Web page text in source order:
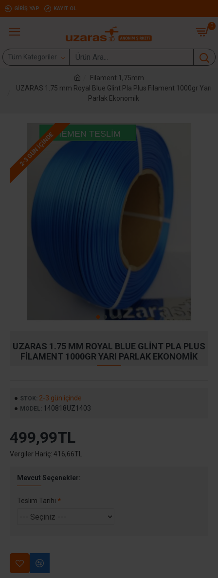
GIRIŞ YAP KAYIT OL
0
Tüm Kategoriler
Filament 1,75mm
UZARAS 1.75 mm Royal Blue Glint Pla Plus Filament 1000gr Yarı
Parlak Ekonomik
HEMEN TESLIM
2-3 GÜN IÇINDE
UZARAS 1.75 MM ROYAL BLUE GLINT PLA PLUS
FILAMENT 1000GR YARI PARLAK EKONOMIK
STOK: 2-3 gün içinde
MODEL: 140818UZ1403
499,99TL
Vergiler Hariç: 416,66TL
Mevcut Seçenekler:
Teslim Tarihi